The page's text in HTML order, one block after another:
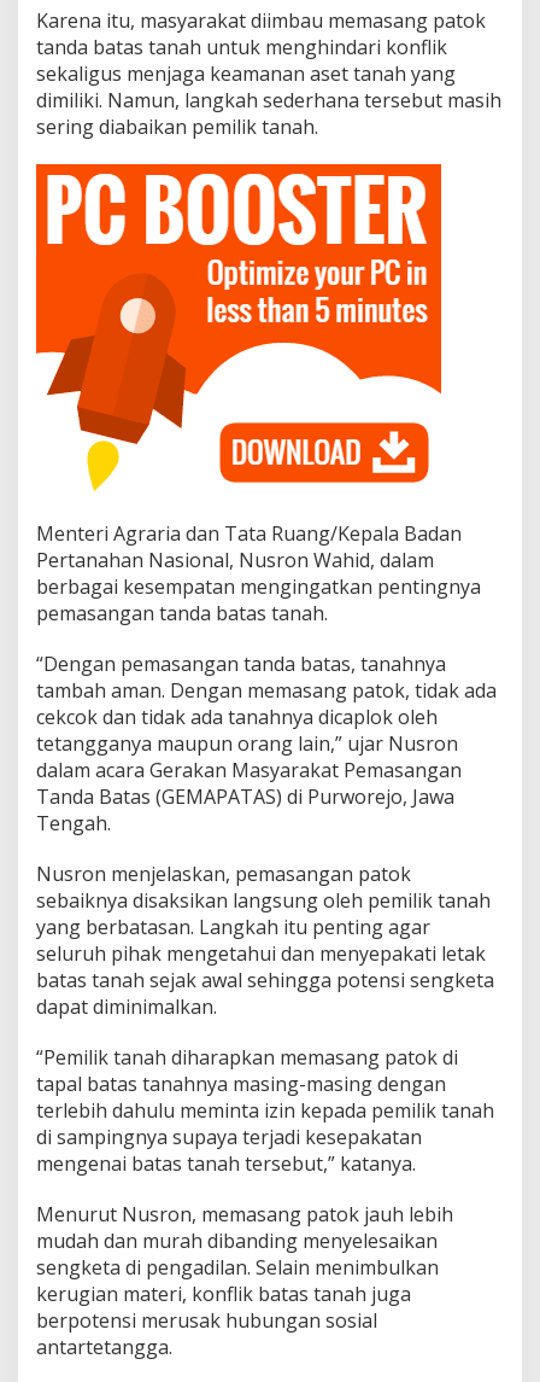
Karena itu, masyarakat diimbau memasang patok
tanda batas tanah untuk menghindari konflik
sekaligus menjaga keamanan aset tanah yang
dimiliki. Namun, langkah sederhana tersebut masih
sering diabaikan pemilik tanah.
Menteri Agraria dan Tata Ruang/Kepala Badan
Pertanahan Nasional, Nusron Wahid, dalam
berbagai kesempatan mengingatkan pentingnya
pemasangan tanda batas tanah.
“Dengan pemasangan tanda batas, tanahnya
tambah aman. Dengan memasang patok, tidak ada
cekcok dan tidak ada tanahnya dicaplok oleh
tetangganya maupun orang lain,” ujar Nusron
dalam acara Gerakan Masyarakat Pemasangan
Tanda Batas (GEMAPATAS) di Purworejo, Jawa
Tengah.
Nusron menjelaskan, pemasangan patok
sebaiknya disaksikan langsung oleh pemilik tanah
yang berbatasan. Langkah itu penting agar
seluruh pihak mengetahui dan menyepakati letak
batas tanah sejak awal sehingga potensi sengketa
dapat diminimalkan.
“Pemilik tanah diharapkan memasang patok di
tapal batas tanahnya masing-masing dengan
terlebih dahulu meminta izin kepada pemilik tanah
di sampingnya supaya terjadi kesepakatan
mengenai batas tanah tersebut,” katanya.
Menurut Nusron, memasang patok jauh lebih
mudah dan murah dibanding menyelesaikan
sengketa di pengadilan. Selain menimbulkan
kerugian materi, konflik batas tanah juga
berpotensi merusak hubungan sosial
antartetangga.